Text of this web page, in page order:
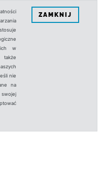
w
także
nie
na
ZAMKNIJ